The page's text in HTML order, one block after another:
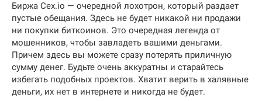
Биржа Cex.io — очередной лохотрон, который раздает
пустые обещания. Здесь не будет никакой ни продажи
ни покупки биткоинов. Это очередная легенда от
мошенников, чтобы завладеть вашими деньгами.
Причем здесь вы можете сразу потерять приличную
сумму денег. Будьте очень аккуратны и старайтесь
избегать подобных проектов. Хватит верить в халявные
деньги, их нет в интернете и никогда не будет.